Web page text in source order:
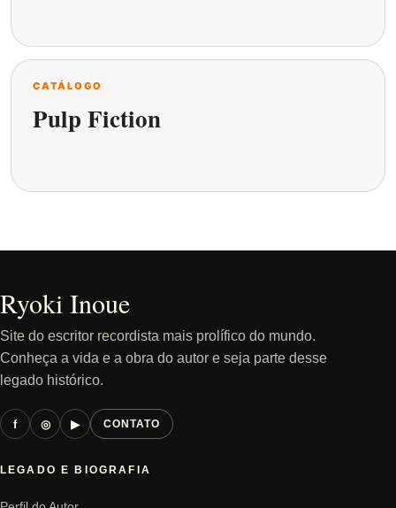
CATÁLOGO
Pulp Fiction
Ryoki Inoue
Site do escritor recordista mais prolífico do mundo.
Conheça a vida e a obra do autor e seja parte desse
legado histórico.
f ◎ ▶ CONTATO
LEGADO E BIOGRAFIA